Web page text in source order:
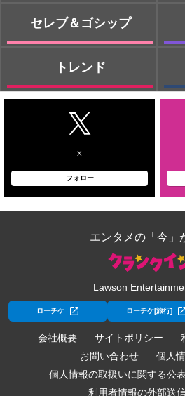
セレブ＆ゴシップ
トレンド
X
フォロー
エンタメの「今」
Lawson
ローチケ ローチケ[旅行]
会社概要 サイトポリシー
お問い合わせ
個人
個人情報の取扱いに関する公
利用者情報の外部送